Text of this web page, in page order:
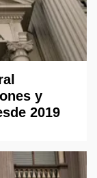
y
2019